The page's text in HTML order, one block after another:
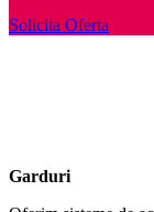
Solicita Oferta
Garduri